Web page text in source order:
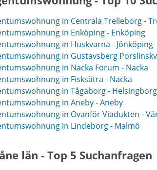
in Centrala Trelleborg -
in Enköping - Enköping
in Huskvarna - Jönköping
in Gustavsberg
in Nacka Forum - Nacka
in Fisksätra - Nacka
in Tågaborg - Helsingborg
in Aneby - Aneby
in Ovanför Viadukten -
in Lindeborg - Malmö
län - Top 5 Suchanfragen